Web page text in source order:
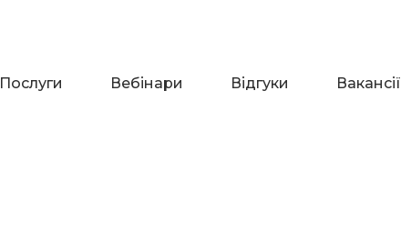
Послуги Вебінари Відгуки Вакансії